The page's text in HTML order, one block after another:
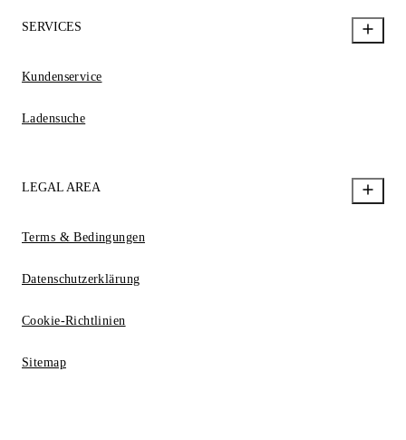
SERVICES
Kundenservice
Ladensuche
LEGAL AREA
Terms & Bedingungen
Datenschutzerklärung
Cookie-Richtlinien
Sitemap